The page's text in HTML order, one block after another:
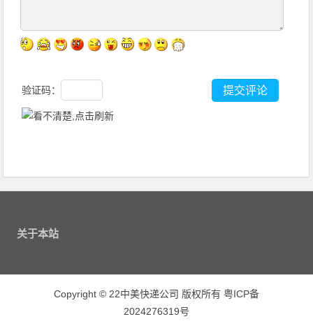
验证码：
关于本站
Copyright © 22中美快递公司 版权所有 粤ICP备
2024276319号